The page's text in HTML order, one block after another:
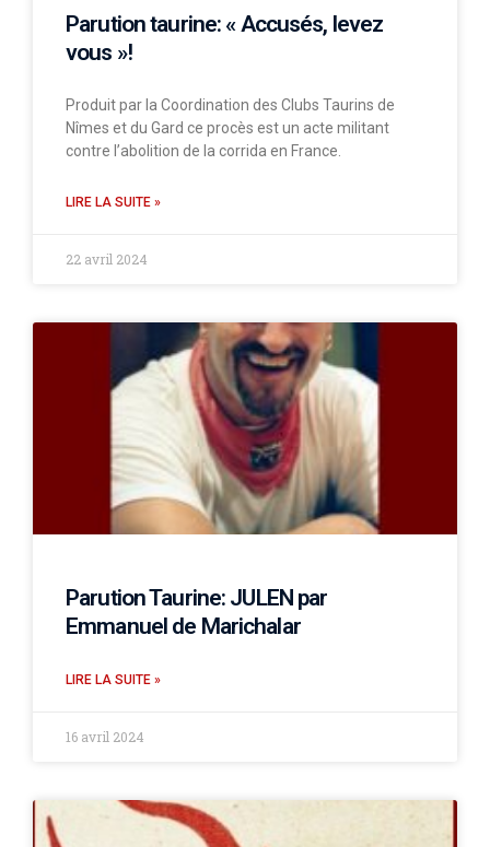
Parution taurine: « Accusés, levez
vous »!
Produit par la Coordination des Clubs Taurins de
Nîmes et du Gard ce procès est un acte militant
contre l’abolition de la corrida en France.
LIRE LA SUITE »
22 avril 2024
Parution Taurine: JULEN par
Emmanuel de Marichalar
LIRE LA SUITE »
16 avril 2024